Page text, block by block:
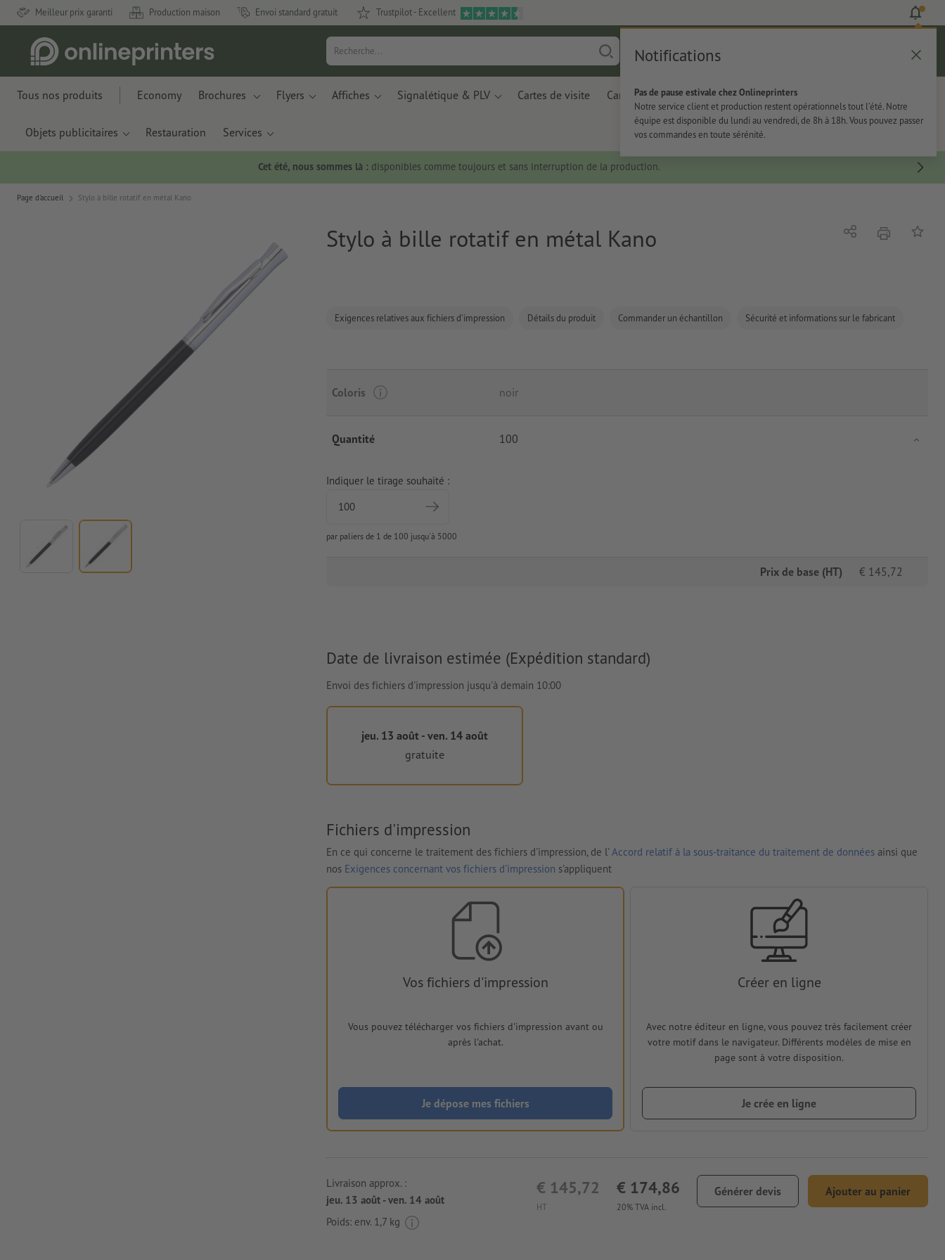
Meilleur prix garanti Production maison Envoi standard gratuit Trustpilot - Excellent
Notifications
Pas de pause estivale chez Onlineprinters
Notre service client et production restent opérationnels tout l’été. Notre
équipe est disponible du lundi au vendredi, de 8h à 18h. Vous pouvez passer
vos commandes en toute sérénité.
Panier
Tous nos produits Economy Brochures Flyers Affiches Signalétique & PLV Cartes de visite Carterie Papeterie Autocollants
Objets publicitaires Restauration Services
Cet été, nous sommes là :disponibles comme toujours et sans interruption de la production.
Page d'accueil Stylo à bille rotatif en métal Kano
Stylo à bille rotatif en métal Kano
Exigences relatives aux fichiers d'impression Détails du produit Commander un échantillon Sécurité et informations sur le fabricant
Partagerimprimer
Coloris noir
Quantité 100
Indiquer le tirage souhaité :
par paliers de 1 de 100 jusqu'à 5000
Prix de base (HT) € 145,72
Date de livraison estimée (Expédition standard)
Envoi des fichiers d'impression jusqu'à demain 10:00
jeu. 13 août - ven. 14 août
gratuite
Fichiers d'impression
En ce qui concerne le traitement des fichiers d'impression, de l'Accord relatif à la sous-traitance du traitement de données ainsi que
nos Exigences concernant vos fichiers d'impression s'appliquent
Vos fichiers d'impression
Vous pouvez télécharger vos fichiers d'impression avant ou
après l'achat.
Je dépose mes fichiers
Créer en ligne
Avec notre éditeur en ligne, vous pouvez très facilement créer
votre motif dans le navigateur. Différents modèles de mise en
page sont à votre disposition.
Je crée en ligne
HT
€ 145,72
20% TVA incl.
€ 174,86 Générer devis Ajouter au panier
Livraison approx. :
jeu. 13 août - ven. 14 août
Poids: env. 1,7 kg